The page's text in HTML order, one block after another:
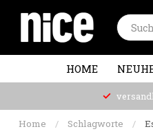
HOME
Home / Schlagworte /